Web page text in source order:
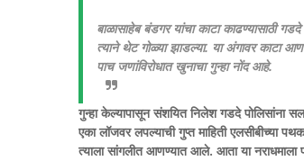
​बाळासाहेब बंडगर यांचा काटा काढण्यासाठी
त्याने थेट गोळ्या झाडल्या. या अंगावर काटा
पाच जणांविरोधात खुनाचा गुन्हा नोंद आहे.
​गुन्हा केल्यापासून संशयित निलेश गडदे पोलिसांना
एका लॉजवर लपल्याची गुप्त माहिती एलसीबीच्या
त्याला सांगलीत आणण्यात आले. आता या नराधमाला